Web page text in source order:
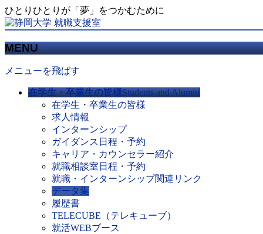
ひとりひとりが「夢」をつかむために
MENU
メニューを飛ばす
在学生・卒業生の皆様Students and Alumni
在学生・卒業生の皆様
求人情報
インターンシップ
ガイダンス日程・予約
キャリア・カウンセラー紹介
就職相談室日程・予約
就職・インターンシップ関連リンク
データ集
履歴書
TELECUBE（テレキューブ）
就活WEBブース